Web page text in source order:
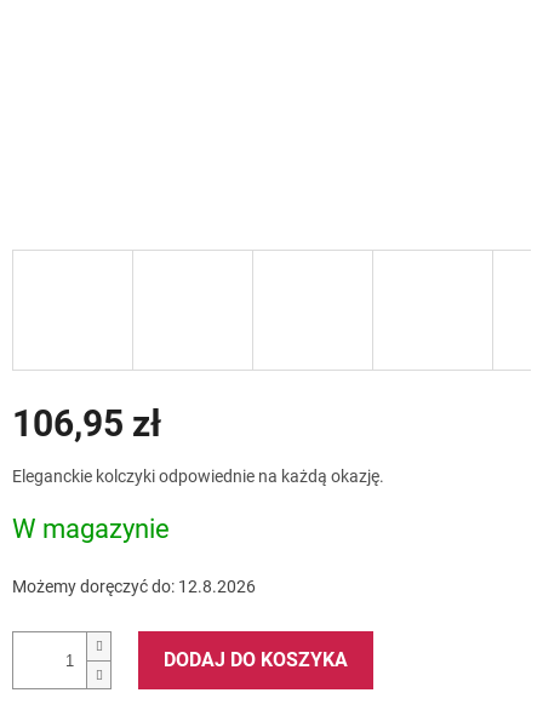
106,95 zł
jednostkowa:
Eleganckie kolczyki odpowiednie na każdą okazję.
W magazynie
Możemy doręczyć do: 12.8.2026
DODAJ DO KOSZYKA